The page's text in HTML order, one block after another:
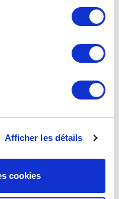
Afficher les détails
cookies